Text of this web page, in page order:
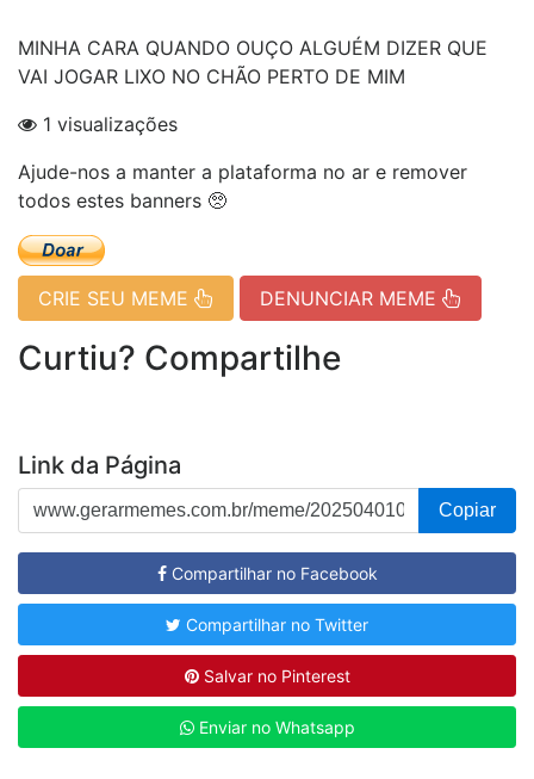
MINHA CARA QUANDO OUÇO ALGUÉM DIZER QUE
VAI JOGAR LIXO NO CHÃO PERTO DE MIM
1 visualizações
Ajude-nos a manter a plataforma no ar e remover
todos estes banners 🥺
CRIE SEU MEME DENUNCIAR MEME
Curtiu? Compartilhe
Link da Página
Copiar
Compartilhar no Facebook
Compartilhar no Twitter
Salvar no Pinterest
Enviar no Whatsapp